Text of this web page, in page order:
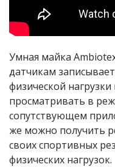
Умная майка
датчикам
физической
просматривать в
сопутствующем
же можно получить
своих спортивных
физических нагрузок.